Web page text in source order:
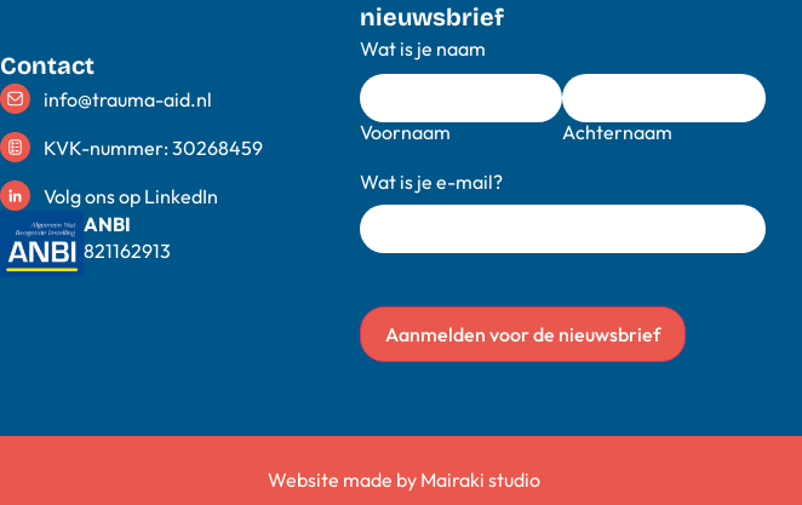
Contact
info@trauma-aid.nl
KVK-nummer: 30268459
Volg ons op LinkedIn
ANBI
821162913
nieuwsbrief
Wat is je naam
Voornaam Achternaam
Wat is je e-mail?
Aanmelden voor de nieuwsbrief
Website made by Mairaki studio